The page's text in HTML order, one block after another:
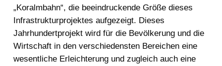
„Koralmbahn“, die beeindruckende Größe dieses
Infrastrukturprojektes aufgezeigt. Dieses
Jahrhundertprojekt wird für die Bevölkerung und die
Wirtschaft in den verschiedensten Bereichen eine
wesentliche Erleichterung und zugleich auch eine